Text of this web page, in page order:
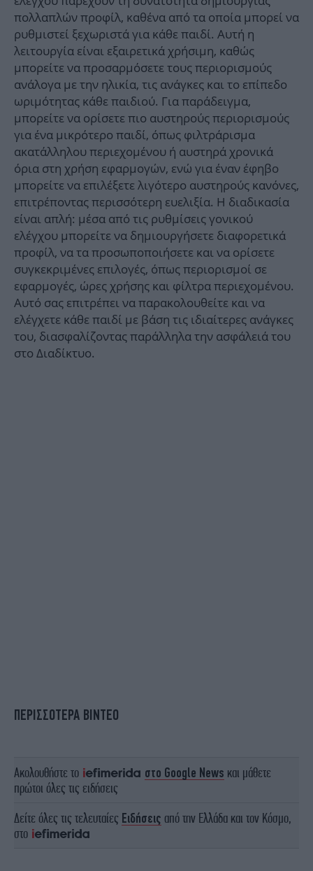
πολλαπλών προφίλ, καθένα από τα οποία μπορεί να
ρυθμιστεί ξεχωριστά για κάθε παιδί. Αυτή η
λειτουργία είναι εξαιρετικά χρήσιμη, καθώς
μπορείτε να προσαρμόσετε τους περιορισμούς
ανάλογα με την ηλικία, τις ανάγκες και το επίπεδο
ωριμότητας κάθε παιδιού. Για παράδειγμα,
μπορείτε να ορίσετε πιο αυστηρούς περιορισμούς
για ένα μικρότερο παιδί, όπως φιλτράρισμα
ακατάλληλου περιεχομένου ή αυστηρά χρονικά
όρια στη χρήση εφαρμογών, ενώ για έναν έφηβο
μπορείτε να επιλέξετε λιγότερο αυστηρούς κανόνες,
επιτρέποντας περισσότερη ευελιξία. Η διαδικασία
είναι απλή: μέσα από τις ρυθμίσεις γονικού
ελέγχου μπορείτε να δημιουργήσετε διαφορετικά
προφίλ, να τα προσωποποιήσετε και να ορίσετε
συγκεκριμένες επιλογές, όπως περιορισμοί σε
εφαρμογές, ώρες χρήσης και φίλτρα περιεχομένου.
Αυτό σας επιτρέπει να παρακολουθείτε και να
ελέγχετε κάθε παιδί με βάση τις ιδιαίτερες ανάγκες
του, διασφαλίζοντας παράλληλα την ασφάλειά του
στο Διαδίκτυο.
ΠΕΡΙΣΣΟΤΕΡΑ ΒΙΝΤΕΟ
Ακολουθήστε το στο Google News και μάθετε
πρώτοι όλες τις ειδήσεις
Δείτε όλες τις τελευταίες Ειδήσεις από την Ελλάδα και τον Κόσμο,
στο